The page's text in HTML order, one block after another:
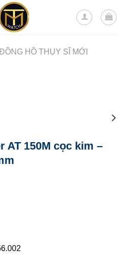
HỒ THỤY SĨ MỚI
AT 150M cọc kim –